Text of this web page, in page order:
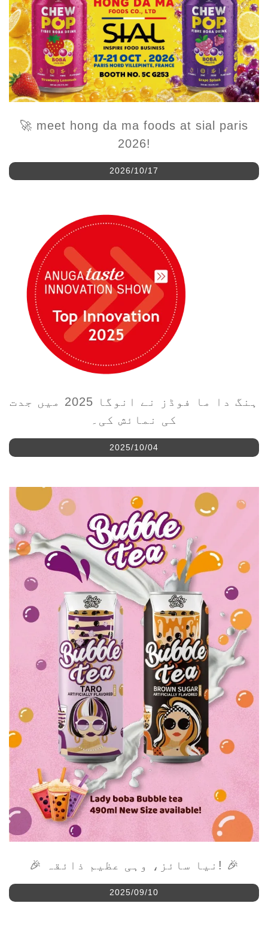
🚀 meet hong da ma foods at sial paris
2026!
2026/10/17
کی نمائش کی۔
2025/10/04
🎉 نیا سائز، وہی عظیم ذائقہ! 🎉
2025/09/10